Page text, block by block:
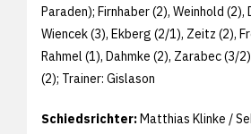
Paraden); Firnhaber (2), Weinhold (2),
Wiencek (3), Ekberg (2/1), Zeitz (2),
Rahmel (1), Dahmke (2), Zarabec (3/
(2); Trainer: Gislason
Schiedsrichter:Matthias Klinke /